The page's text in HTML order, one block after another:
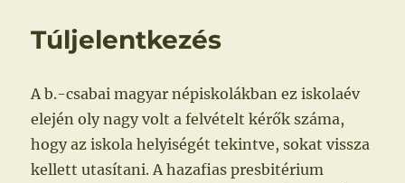
Túljelentkezés
A b.-csabai magyar népiskolákban ez iskolaév
elején oly nagy volt a felvételt kérők száma,
hogy az iskola helyiségét tekintve, sokat vissza
kellett utasítani. A hazafias presbitérium